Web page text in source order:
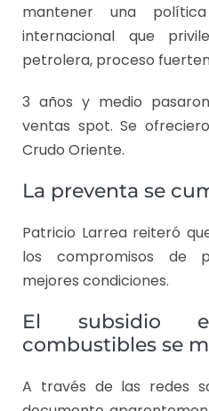
mantener una
internacional que
petrolera, proceso
3 años y medio
ventas spot. Se
Crudo Oriente.
La preventa se
Patricio Larrea reiteró
los compromisos de
mejores condiciones.
El subsidio
combustibles se
A través de las redes